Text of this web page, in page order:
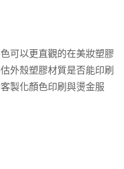
可以更直觀的在美妝塑膠
外殼塑膠材質是否能印刷
製化顏色印刷與燙金服